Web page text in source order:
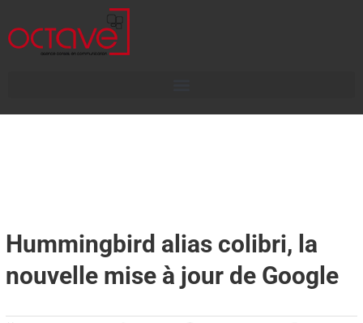
Hummingbird alias colibri, la
nouvelle mise à jour de Google